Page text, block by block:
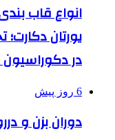
انواع قاب
یورتان
در
6 روز پیش
دوران بزن و